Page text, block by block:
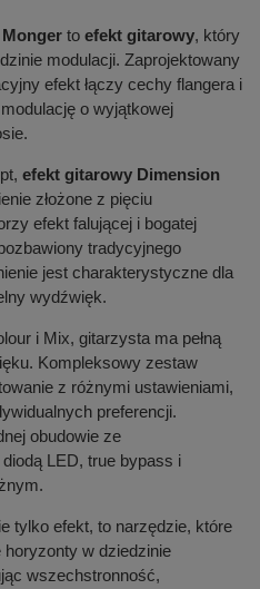
to efekt gitarowy, który
modulacji. Zaprojektowany
efekt łączy cechy flangera i
o wyjątkowej
efekt gitarowy Dimension
złożone z pięciu
efekt falującej i bogatej
tradycyjnego
jest charakterystyczne dla
wydźwięk.
i Mix, gitarzysta ma pełną
Kompleksowy zestaw
z różnymi ustawieniami,
preferencji.
obudowie ze
LED, true bypass i
tylko efekt, to narzędzie, które
w dziedzinie
wszechstronność,